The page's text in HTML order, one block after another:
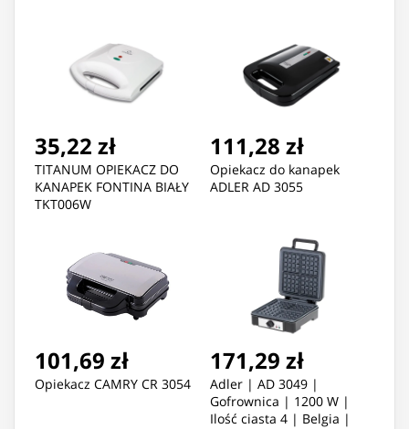
35,22 zł
TITANUM OPIEKACZ DO
KANAPEK FONTINA BIAŁY
TKT006W
111,28 zł
Opiekacz do kanapek
ADLER AD 3055
101,69 zł
Opiekacz CAMRY CR 3054
171,29 zł
Adler | AD 3049 |
Gofrownica | 1200 W |
Ilość ciasta 4 | Belgia |